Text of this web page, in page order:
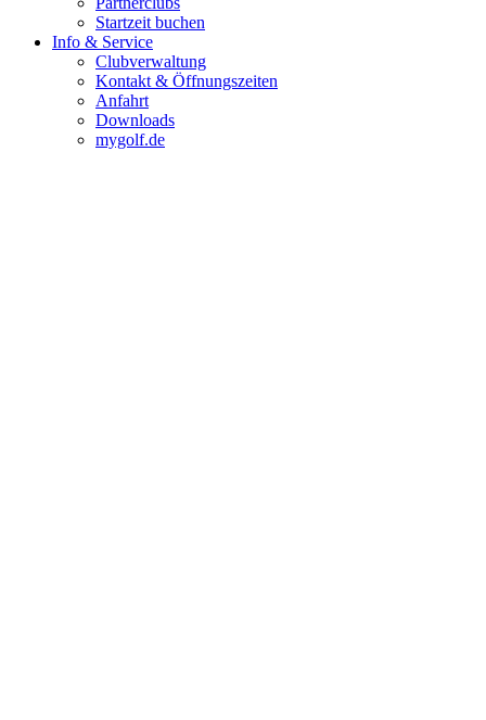
Startzeit buchen
Info & Service
Clubverwaltung
Kontakt & Öffnungszeiten
Anfahrt
Downloads
mygolf.de